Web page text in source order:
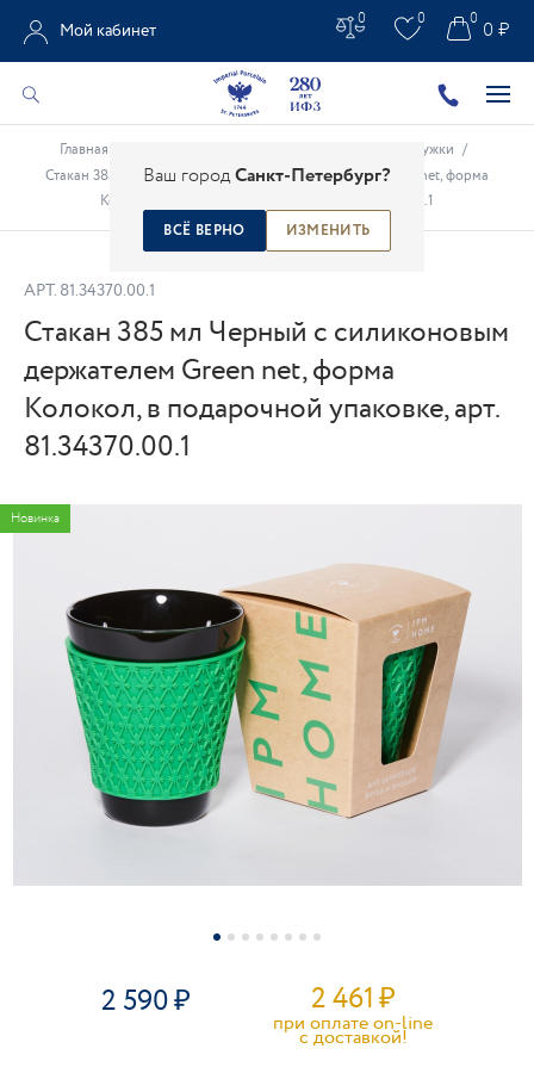
Ваш городСанкт-Петербург?
ВСЁ ВЕРНО ИЗМЕНИТЬ
Мой кабинет
0 0 0 ₽
0
Главная Бокалы, кружки /
Стакан 385 мл Черный с силиконовым держателем Green net, форма
Колокол, в подарочной упаковке, арт. 81.34370.00.1
АРТ. 81.34370.00.1
Стакан 385 мл Черный с силиконовым
держателем Green net, форма
Колокол, в подарочной упаковке, арт.
81.34370.00.1
Новинка
2 590 2 461₽
при оплате on-line
c доставкой!